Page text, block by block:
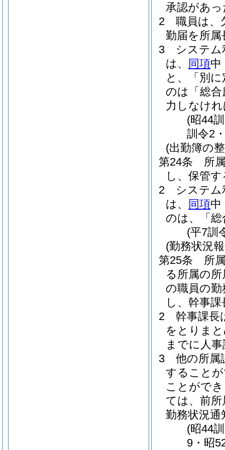
承認があ
2
職員は、
勤届を所
3
システム
は、
同項中
と、「別
のは「総
力しなけ
(昭44
訓令2
(出勤簿の
第24条
所
し、保管
2
システム
は、
同項中
のは、「
(平7訓
(勤務状況
第25条
所
る所属の
の職員の
し、幹事
2
幹事課長
をとりま
までに人
3
他の所属
すること
ことがで
ては、前
勤務状況
(昭44
9・昭